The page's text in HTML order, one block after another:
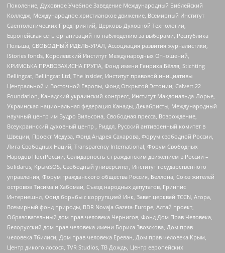
Поколение, Духовное Учебное Заведение Международный Библейский
Колледж, Международное христианское движение, Всемирный Институт
Саентологических Предприятий, Церковь Духовной Технологии,
Европейская сеть организаций по наблюдению за выборами, Республика
Польша, СВОБОДНЫЙ ИДЕЛЬ-УРАЛ, Ассоциация развития журналистики,
IStories fonds, Королевский Институт Международных Отношений,
КРИМСЬКА ПРАВОЗАХИСНА ГРУПА, Фонд имени Генриха Бёлля, Stichting
Bellingcat, Bellingcat Ltd, The Insider, Институт правовой инициативы
Центральной и Восточной Европы, Фонд Открытой Эстонии, Calvert 22
Foundation, Канадский украинский конгресс, Институт Макдональда-Лорье,
Украинская национальная федерация Канады, Декабристы, Международный
научный центр им Вудро Вильсона, Свободная пресса, Возрождение,
Всеукраинский духовный центр , Риддл, Русский антивоенный комитет в
Швеции, Проект Медуза, Фонд Андрея Сахарова, Форум свободной России,
Лига Свободных Наций, Transparеncy International, Форум Свободных
Народов ПостРоссии, Солидарность с гражданским движением в России –
Solidarus, КрымSOS, Свободный университет, Институт государственного
управления, Форум гражданского общества Россия, Беллона, Союз жителей
островов Тисима и Хабомаи, Съезд народных депутатов, Гринпис
Интернешнл, Фонд борьбы с коррупцией Инк, Завет церквей TCCN, Агора,
Всемирный фонд природы, BDR Novaja Gazeta-Europe, Алтай проект,
Образовательный дом прав человека Чернигов, Фонд Дом Прав Человека,
Белорусский дом прав человека имени Бориса Звозскова, Дом прав
человека Тбилиси, Дом прав человека Ереван, Дом прав человека Крым,
Центр дикого лосося, TVR Studios, ТВ Дождь, Центр европейских